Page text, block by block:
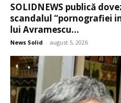
SOLIDNEWS publică
scandalul “pornografiei
lui Avramescu...
News Solid - august 5, 2026